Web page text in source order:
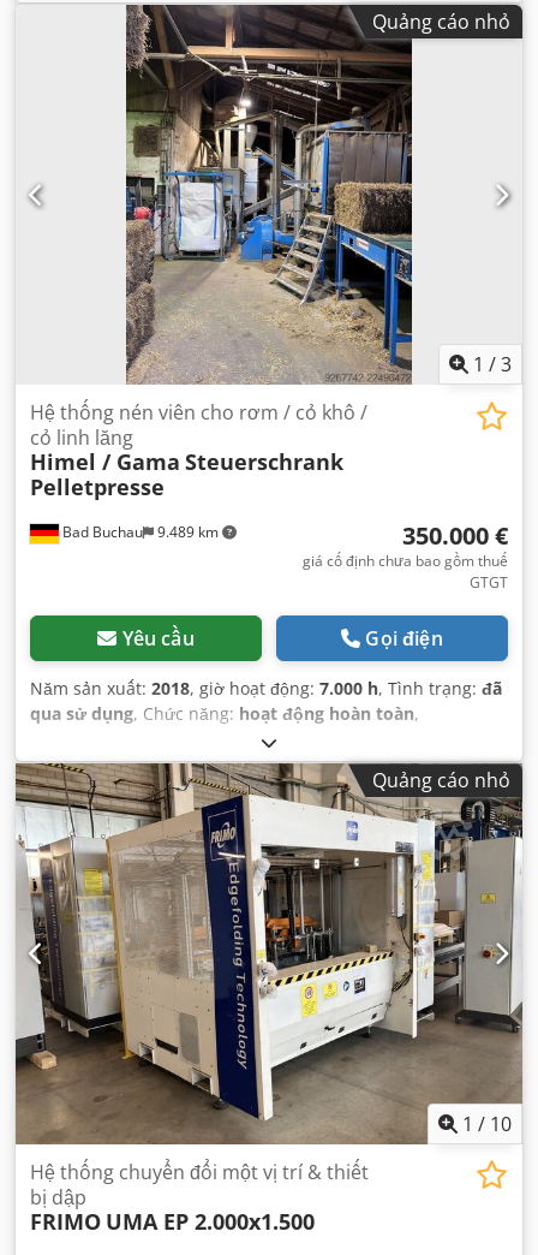
Quảng cáo nhỏ
1 /3
Bad Buchau 9.489 km
Hệ thống nén viên cho rơm / cỏ khô /
cỏ linh lăng
Himel / Gama Steuerschrank
Pelletpresse
350.000 €
giá cố định chưa bao gồm thuế
GTGT
Yêu cầu Gọi điện
Năm sản xuất: 2018, giờ hoạt động: 7.000 h, Tình trạng: đã
qua sử dụng, Chức năng: hoạt động hoàn toàn,
Quảng cáo nhỏ
1 / 10
Hệ thống chuyển đổi một vị trí & thiết
bị dập
FRIMO UMA EP 2.000x1.500